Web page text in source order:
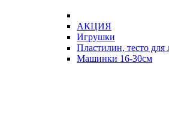
АКЦИЯ
Игрушки
Пластилин, тесто для
Машинки 16-30см